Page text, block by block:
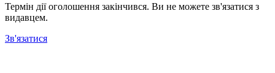
Термін дії оголошення закінчився. Ви не можете зв'язатися з
видавцем.
Зв'язатися